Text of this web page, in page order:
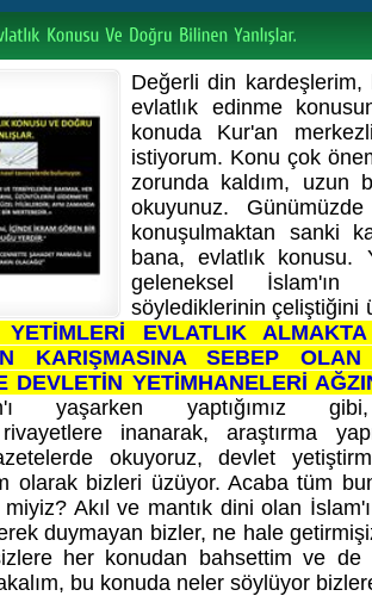
Değerli din
evlatlık edinme
konuda Kur'an
istiyorum. Konu çok
zorunda kaldım, uzun
okuyunuz.
konuşulmaktan sanki
bana, evlatlık konusu.
geleneksel İslam'ın
söylediklerinin çeliştiğini
YETİMLERİ EVLATLIK
KARIŞMASINA SEBEP
DEVLETİN YETİMHANELERİ
yaşarken yaptığımız
rivayetlere inanarak, araştırma
okuyoruz, devlet
olarak bizleri üzüyor. Acaba tüm
Akıl ve mantık dini olan
duymayan bizler, ne hale
her konudan bahsettim ve de
bu konuda neler söylüyor